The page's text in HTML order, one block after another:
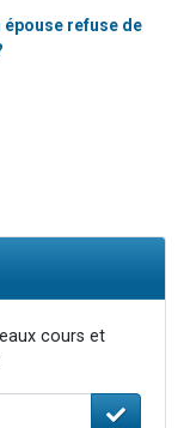
épouse refuse de
cours et